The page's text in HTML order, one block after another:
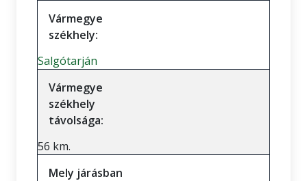
Vármegye
székhely:
Salgótarján
Vármegye
székhely
távolsága:
56 km.
Mely járásban